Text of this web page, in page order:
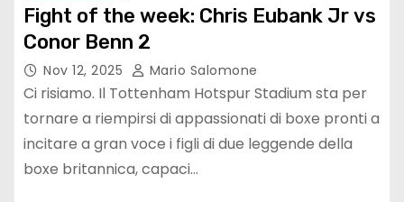
Fight of the week: Chris Eubank Jr vs
Conor Benn 2
Nov 12, 2025 Mario Salomone
Ci risiamo. Il Tottenham Hotspur Stadium sta per
tornare a riempirsi di appassionati di boxe pronti a
incitare a gran voce i figli di due leggende della
boxe britannica, capaci…